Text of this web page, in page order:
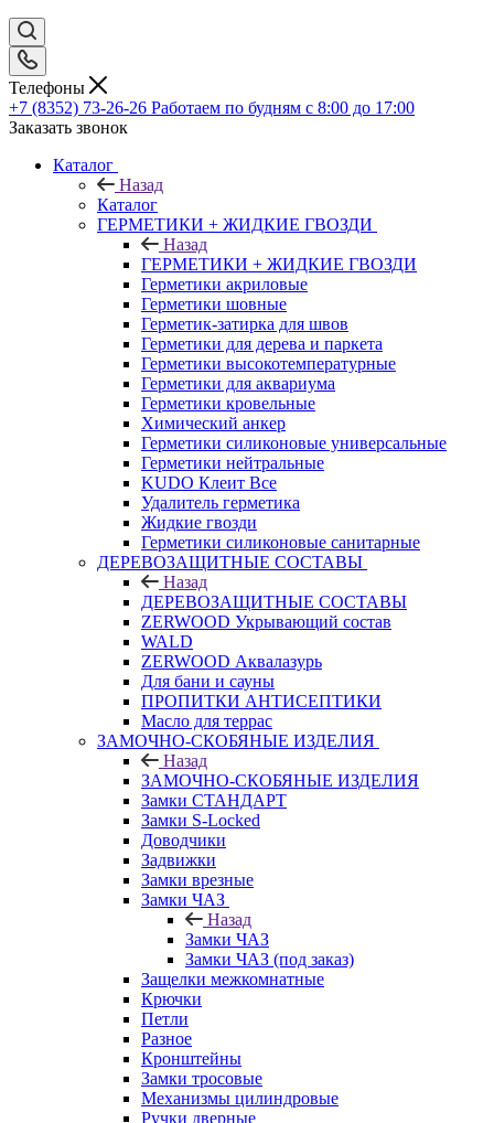
Телефоны
+7 (8352) 73-26-26 Работаем по будням с 8:00 до 17:00
Заказать звонок
Каталог
Назад
Каталог
ГЕРМЕТИКИ + ЖИДКИЕ ГВОЗДИ
Назад
ГЕРМЕТИКИ + ЖИДКИЕ ГВОЗДИ
Герметики акриловые
Герметики шовные
Герметик-затирка для швов
Герметики для дерева и паркета
Герметики высокотемпературные
Герметики для аквариума
Герметики кровельные
Химический анкер
Герметики силиконовые универсальные
Герметики нейтральные
KUDO Клеит Все
Удалитель герметика
Жидкие гвозди
Герметики силиконовые санитарные
ДЕРЕВОЗАЩИТНЫЕ СОСТАВЫ
Назад
ДЕРЕВОЗАЩИТНЫЕ СОСТАВЫ
ZERWOOD Укрывающий состав
WALD
ZERWOOD Аквалазурь
Для бани и сауны
ПРОПИТКИ АНТИСЕПТИКИ
Масло для террас
ЗАМОЧНО-СКОБЯНЫЕ ИЗДЕЛИЯ
Назад
ЗАМОЧНО-СКОБЯНЫЕ ИЗДЕЛИЯ
Замки СТАНДАРТ
Замки S-Locked
Доводчики
Задвижки
Замки врезные
Замки ЧАЗ
Назад
Замки ЧАЗ
Замки ЧАЗ (под заказ)
Защелки межкомнатные
Крючки
Петли
Разное
Кронштейны
Замки тросовые
Механизмы цилиндровые
Ручки дверные